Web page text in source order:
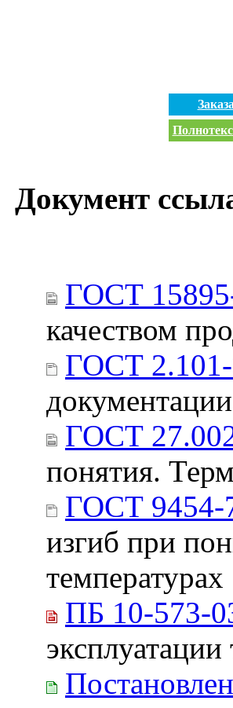
Документ
ГОСТ
качеством
ГОСТ
ГОСТ
понятия.
ГОСТ 9454-
изгиб при
температурах
ПБ 10-573-